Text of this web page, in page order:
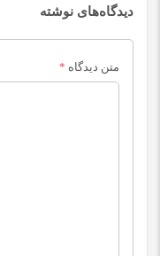
دیدگاه‌های نوشته
متن دیدگاه *